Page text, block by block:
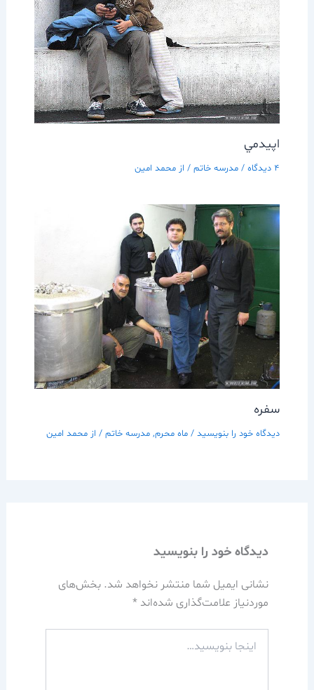
اپيدمي
4 دیدگاه / مدرسه خاتم/ از محمد امین
سفره
دیدگاه‌ خود را بنویسید / ماه محرم, مدرسه خاتم/ از محمد امین
دیدگاه‌ خود را بنویسید
نشانی ایمیل شما منتشر نخواهد شد. بخش‌های
موردنیاز علامت‌گذاری شده‌اند *
بنویسید…